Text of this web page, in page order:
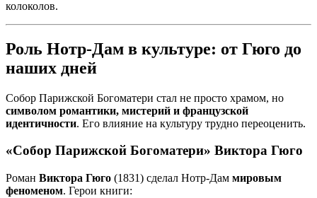
колоколов.
Роль Нотр-Дам в культуре: от Гюго до
наших дней
Собор Парижской Богоматери стал не просто храмом, но
символом романтики, мистерий и французской
идентичности. Его влияние на культуру трудно переоценить.
«Собор Парижской Богоматери» Виктора Гюго
Роман Виктора Гюго (1831) сделал Нотр-Дам мировым
феноменом. Герои книги: